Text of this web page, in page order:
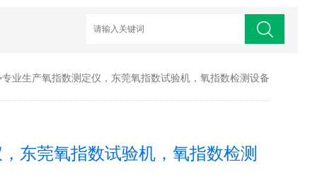
专业生产氧指数测定仪，东莞氧指数试验机，氧指数检测设备
东莞氧指数试验机，氧指数检测